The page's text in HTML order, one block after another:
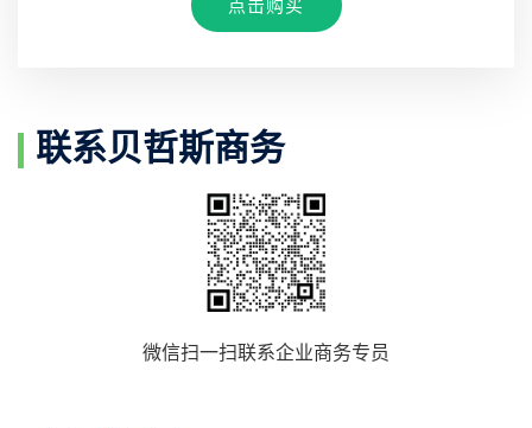
点击购买
联系贝哲斯商务
微信扫一扫联系企业商务专员